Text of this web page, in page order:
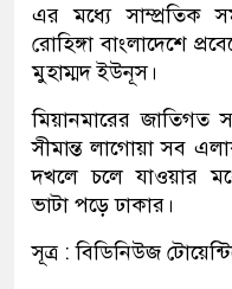
এর মধ্যে সাম্প্রতিক
রোহিঙ্গা বাংলাদেশে
মুহাম্মদ ইউনূস।
মিয়ানমারের জাতিগত
সীমান্ত লাগোয়া সব
দখলে চলে যাওয়ার
ভাটা পড়ে ঢাকার।
সূত্র : বিডিনিউজ